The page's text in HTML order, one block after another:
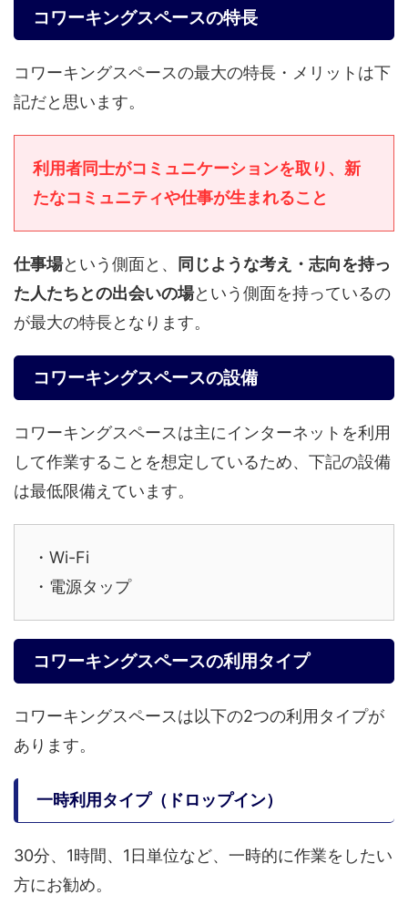
コワーキングスペースの特長
コワーキングスペースの最大の特長・メリットは下
記だと思います。
利用者同士がコミュニケーションを取り、新
たなコミュニティや仕事が生まれること
仕事場という側面と、
同じような考え・志向を持っ
た人たちとの出会いの場という側面を持っているの
が最大の特長となります。
コワーキングスペースの設備
コワーキングスペースは主にインターネットを利用
して作業することを想定しているため、下記の設備
は最低限備えています。
・Wi-Fi
・電源タップ
コワーキングスペースの利用タイプ
コワーキングスペースは以下の2つの利用タイプが
あります。
一時利用タイプ（ドロップイン）
30分、1時間、1日単位など、一時的に作業をしたい
方にお勧め。